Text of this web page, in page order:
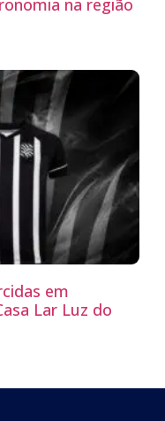
na região
em
Lar Luz do